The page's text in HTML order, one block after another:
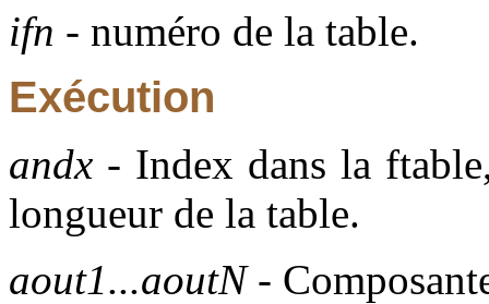
ifn - numéro de la table.
Exécution
andx - Index dans la
longueur de la table.
aout1...aoutN-